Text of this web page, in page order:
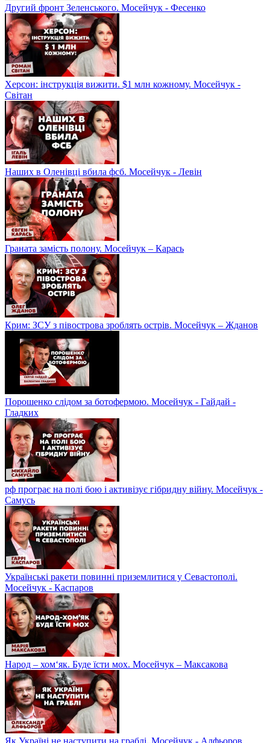
Другий фронт Зеленського. Мосейчук - Фесенко
Херсон: інструкція вижити. $1 млн кожному. Мосейчук -
Світан
Наших в Оленівці вбила фсб. Мосейчук - Левін
Граната замість полону. Мосейчук – Карась
Крим: ЗСУ з півострова зроблять острів. Мосейчук – Жданов
Порошенко слідом за ботофермою. Мосейчук - Гайдай -
Гладких
рф програє на полі бою і активізує гібридну війну. Мосейчук -
Самусь
Українські ракети повинні приземлитися у Севастополі.
Мосейчук - Каспаров
Народ – хом‘як. Буде їсти мох. Мосейчук – Максакова
Як Україні не наступити на граблі. Мосейчук - Алфьоров